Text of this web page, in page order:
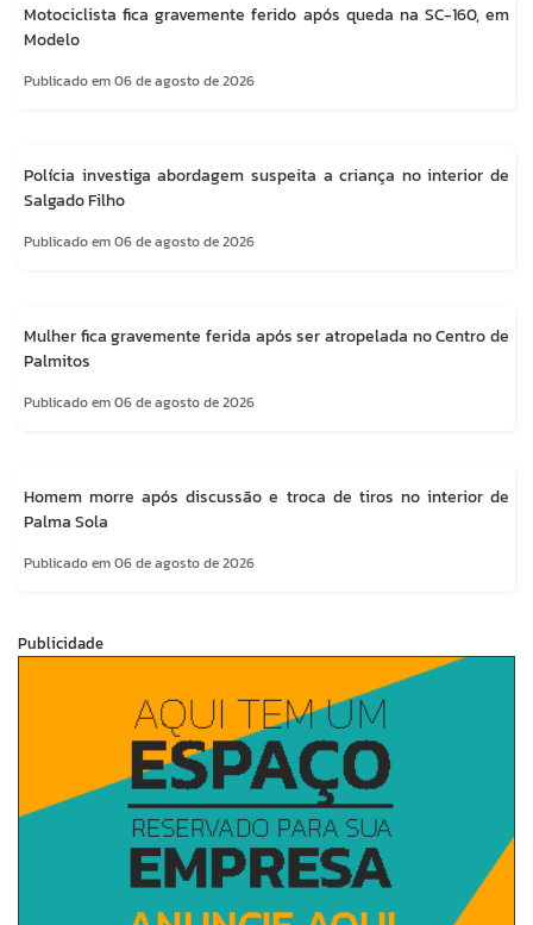
Motociclista fica gravemente ferido após queda na SC-160, em
Modelo
Publicado em 06 de agosto de 2026
Polícia investiga abordagem suspeita a criança no interior de
Salgado Filho
Publicado em 06 de agosto de 2026
Mulher fica gravemente ferida após ser atropelada no Centro de
Palmitos
Publicado em 06 de agosto de 2026
Homem morre após discussão e troca de tiros no interior de
Palma Sola
Publicado em 06 de agosto de 2026
Publicidade